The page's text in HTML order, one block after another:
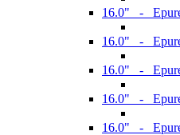
16.0" -
16.0" -
16.0" -
16.0" -
16.0" -